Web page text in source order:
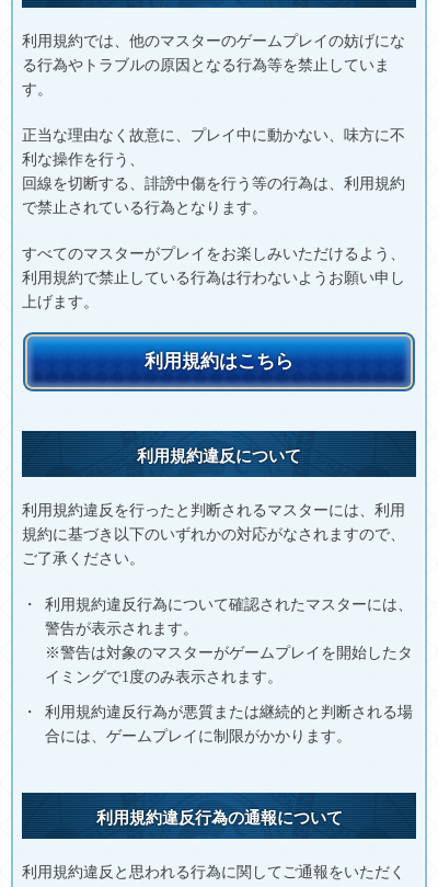
利用規約では、他のマスターのゲームプレイの妨げにな
る行為やトラブルの原因となる行為等を禁止していま
す。
正当な理由なく故意に、プレイ中に動かない、味方に不
利な操作を行う、
回線を切断する、誹謗中傷を行う等の行為は、利用規約
で禁止されている行為となります。
すべてのマスターがプレイをお楽しみいただけるよう、
利用規約で禁止している行為は行わないようお願い申し
上げます。
利用規約はこちら
利用規約違反について
利用規約違反を行ったと判断されるマスターには、利用
規約に基づき以下のいずれかの対応がなされますので、
ご了承ください。
利用規約違反行為について確認されたマスターには、
警告が表示されます。
※警告は対象のマスターがゲームプレイを開始したタ
イミングで1度のみ表示されます。
利用規約違反行為が悪質または継続的と判断される場
合には、ゲームプレイに制限がかかります。
利用規約違反行為の通報について
利用規約違反と思われる行為に関してご通報をいただく